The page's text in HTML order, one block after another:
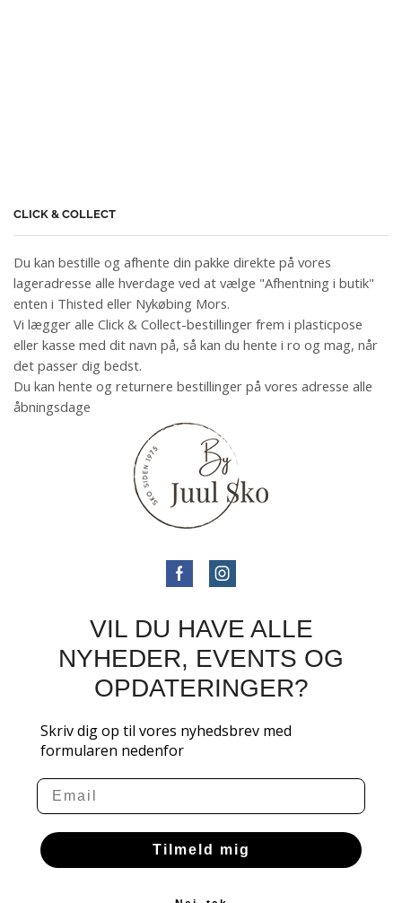
CLICK & COLLECT
Du kan bestille og afhente din pakke direkte på vores
lageradresse alle hverdage ved at vælge "Afhentning i butik"
enten i Thisted eller Nykøbing Mors.
Vi lægger alle Click & Collect-bestillinger frem i plasticpose
eller kasse med dit navn på, så kan du hente i ro og mag, når
det passer dig bedst.
Du kan hente og returnere bestillinger på vores adresse alle
åbningsdage
VIL DU HAVE ALLE
NYHEDER, EVENTS OG
OPDATERINGER?
Skriv dig op til vores nyhedsbrev med
formularen nedenfor
Email
Tilmeld mig